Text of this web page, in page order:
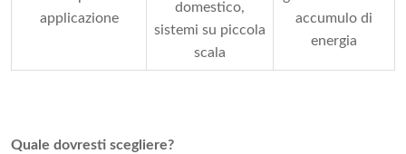
applicazione
domestico,
sistemi su piccola
scala
accumulo di
energia
Quale dovresti scegliere?